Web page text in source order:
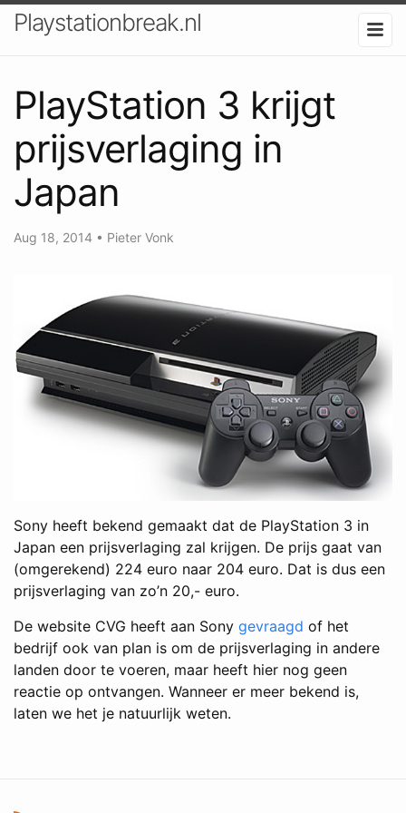
Playstationbreak.nl
PlayStation 3 krijgt
prijsverlaging in
Japan
Aug 18, 2014 • Pieter Vonk
Sony heeft bekend gemaakt dat de PlayStation 3 in
Japan een prijsverlaging zal krijgen. De prijs gaat van
(omgerekend) 224 euro naar 204 euro. Dat is dus een
prijsverlaging van zo’n 20,- euro.
De website CVG heeft aan Sony gevraagd of het
bedrijf ook van plan is om de prijsverlaging in andere
landen door te voeren, maar heeft hier nog geen
reactie op ontvangen. Wanneer er meer bekend is,
laten we het je natuurlijk weten.